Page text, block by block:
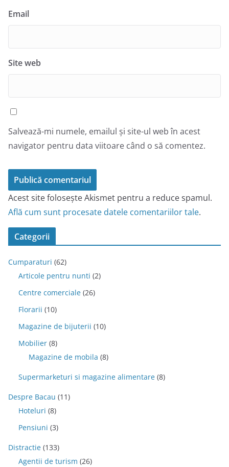
Email
Site web
Salvează-mi numele, emailul și site-ul web în acest
navigator pentru data viitoare când o să comentez.
Acest site folosește Akismet pentru a reduce spamul.
Află cum sunt procesate datele comentariilor tale.
Categorii
Cumparaturi (62)
Articole pentru nunti (2)
Centre comerciale (26)
Florarii (10)
Magazine de bijuterii (10)
Mobilier (8)
Magazine de mobila (8)
Supermarketuri si magazine alimentare (8)
Despre Bacau (11)
Hoteluri (8)
Pensiuni (3)
Distractie (133)
Agentii de turism (26)